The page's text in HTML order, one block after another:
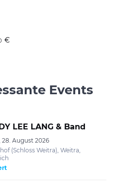
€
Events
LEE LANG & Band
28. August 2026
(Schloss Weitra), Weitra,